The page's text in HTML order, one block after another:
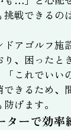
挑戦できるの
ドアゴルフ施
、困ったと
「これでいい
できるため、
げます。
ターで効率